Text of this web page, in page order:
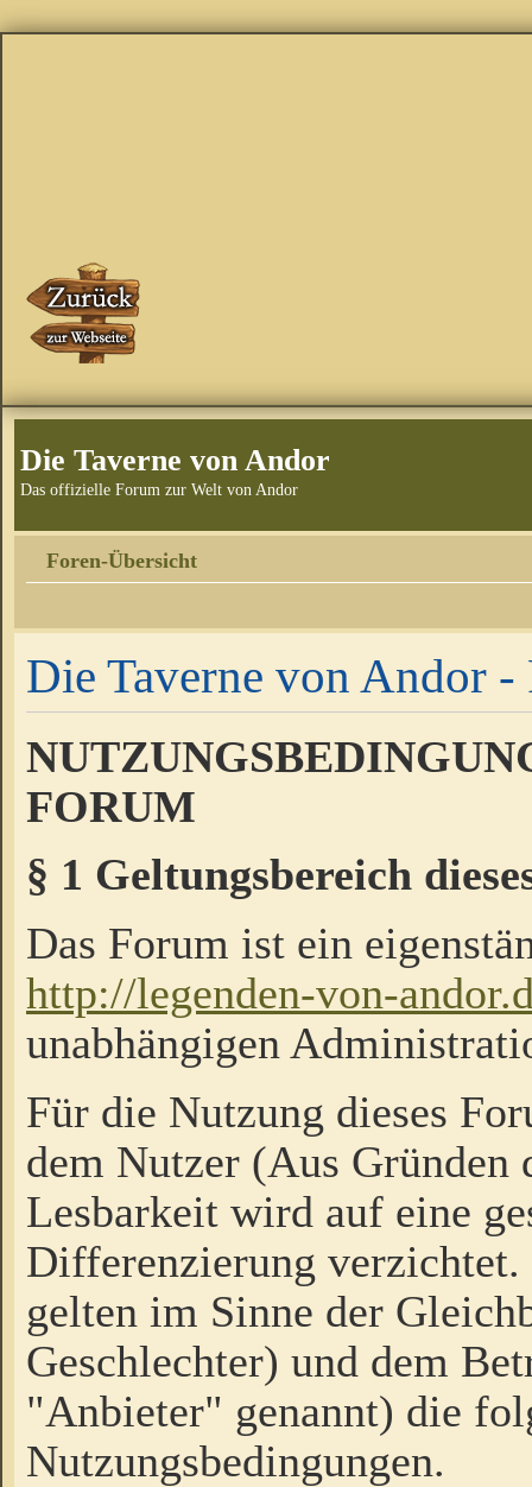
Die Taverne von Andor
Das offizielle Forum zur Welt von Andor
Foren-Übersicht
Die Taverne von Andor -
FORUM
§ 1 Geltungsbereich
Das Forum ist ein
http://legenden-von-
unabhängigen
Für die Nutzung dieses
dem Nutzer (Aus Gründen
Lesbarkeit wird auf eine
Differenzierung
gelten im Sinne der
Geschlechter) und dem
"Anbieter" genannt) die
Nutzungsbedingungen.